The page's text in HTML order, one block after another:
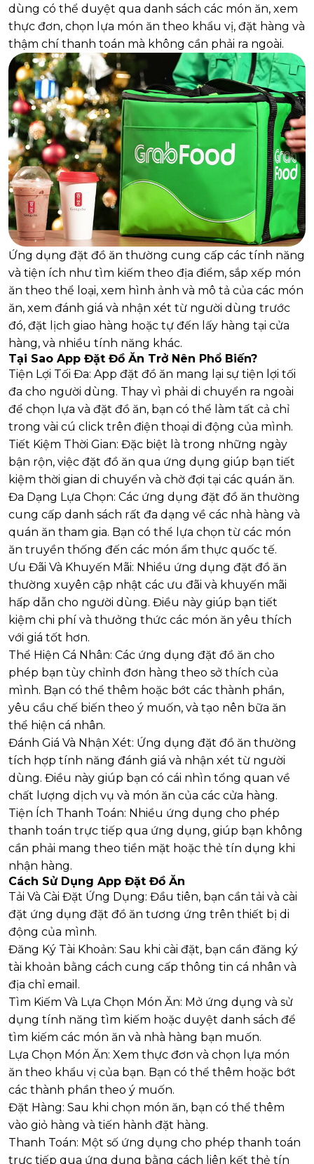
dùng có thể duyệt qua danh sách các món ăn, xem
thực đơn, chọn lựa món ăn theo khẩu vị, đặt hàng và
thậm chí thanh toán mà không cần phải ra ngoài.
Ứng dụng đặt đồ ăn thường cung cấp các tính năng
và tiện ích như tìm kiếm theo địa điểm, sắp xếp món
ăn theo thể loại, xem hình ảnh và mô tả của các món
ăn, xem đánh giá và nhận xét từ người dùng trước
đó, đặt lịch giao hàng hoặc tự đến lấy hàng tại cửa
hàng, và nhiều tính năng khác.
Tại Sao App Đặt Đồ Ăn Trở Nên Phổ Biến?
Tiện Lợi Tối Đa: App đặt đồ ăn mang lại sự tiện lợi tối
đa cho người dùng. Thay vì phải di chuyển ra ngoài
để chọn lựa và đặt đồ ăn, bạn có thể làm tất cả chỉ
trong vài cú click trên điện thoại di động của mình.
Tiết Kiệm Thời Gian: Đặc biệt là trong những ngày
bận rộn, việc đặt đồ ăn qua ứng dụng giúp bạn tiết
kiệm thời gian di chuyển và chờ đợi tại các quán ăn.
Đa Dạng Lựa Chọn: Các ứng dụng đặt đồ ăn thường
cung cấp danh sách rất đa dạng về các nhà hàng và
quán ăn tham gia. Bạn có thể lựa chọn từ các món
ăn truyền thống đến các món ẩm thực quốc tế.
Ưu Đãi Và Khuyến Mãi: Nhiều ứng dụng đặt đồ ăn
thường xuyên cập nhật các ưu đãi và khuyến mãi
hấp dẫn cho người dùng. Điều này giúp bạn tiết
kiệm chi phí và thưởng thức các món ăn yêu thích
với giá tốt hơn.
Thể Hiện Cá Nhân: Các ứng dụng đặt đồ ăn cho
phép bạn tùy chỉnh đơn hàng theo sở thích của
mình. Bạn có thể thêm hoặc bớt các thành phần,
yêu cầu chế biến theo ý muốn, và tạo nên bữa ăn
thể hiện cá nhân.
Đánh Giá Và Nhận Xét: Ứng dụng đặt đồ ăn thường
tích hợp tính năng đánh giá và nhận xét từ người
dùng. Điều này giúp bạn có cái nhìn tổng quan về
chất lượng dịch vụ và món ăn của các cửa hàng.
Tiện Ích Thanh Toán: Nhiều ứng dụng cho phép
thanh toán trực tiếp qua ứng dụng, giúp bạn không
cần phải mang theo tiền mặt hoặc thẻ tín dụng khi
nhận hàng.
Cách Sử Dụng App Đặt Đồ Ăn
Tải Và Cài Đặt Ứng Dụng: Đầu tiên, bạn cần tải và cài
đặt ứng dụng đặt đồ ăn tương ứng trên thiết bị di
động của mình.
Đăng Ký Tài Khoản: Sau khi cài đặt, bạn cần đăng ký
tài khoản bằng cách cung cấp thông tin cá nhân và
địa chỉ email.
Tìm Kiếm Và Lựa Chọn Món Ăn: Mở ứng dụng và sử
dụng tính năng tìm kiếm hoặc duyệt danh sách để
tìm kiếm các món ăn và nhà hàng bạn muốn.
Lựa Chọn Món Ăn: Xem thực đơn và chọn lựa món
ăn theo khẩu vị của bạn. Bạn có thể thêm hoặc bớt
các thành phần theo ý muốn.
Đặt Hàng: Sau khi chọn món ăn, bạn có thể thêm
vào giỏ hàng và tiến hành đặt hàng.
Thanh Toán: Một số ứng dụng cho phép thanh toán
trực tiếp qua ứng dụng bằng cách liên kết thẻ tín